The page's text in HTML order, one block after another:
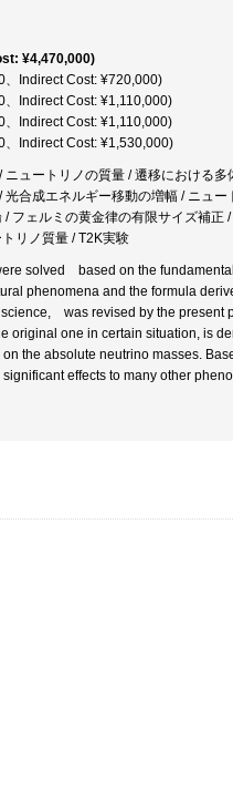
¥4,470,000)
、Indirect Cost: ¥720,000)
Indirect Cost: ¥1,110,000)
Indirect Cost: ¥1,110,000)
、Indirect Cost: ¥1,530,000)
ュートリノの質量 / 遷移における
合成エネルギー移動の増幅 / ニュ
フェルミの黄金律の有限サイズ補正
リノ質量 / T2K実験
solved based on the
phenomena and the formula
was revised by the present
original one in certain situation, is
the absolute neutrino masses.
effects to many other